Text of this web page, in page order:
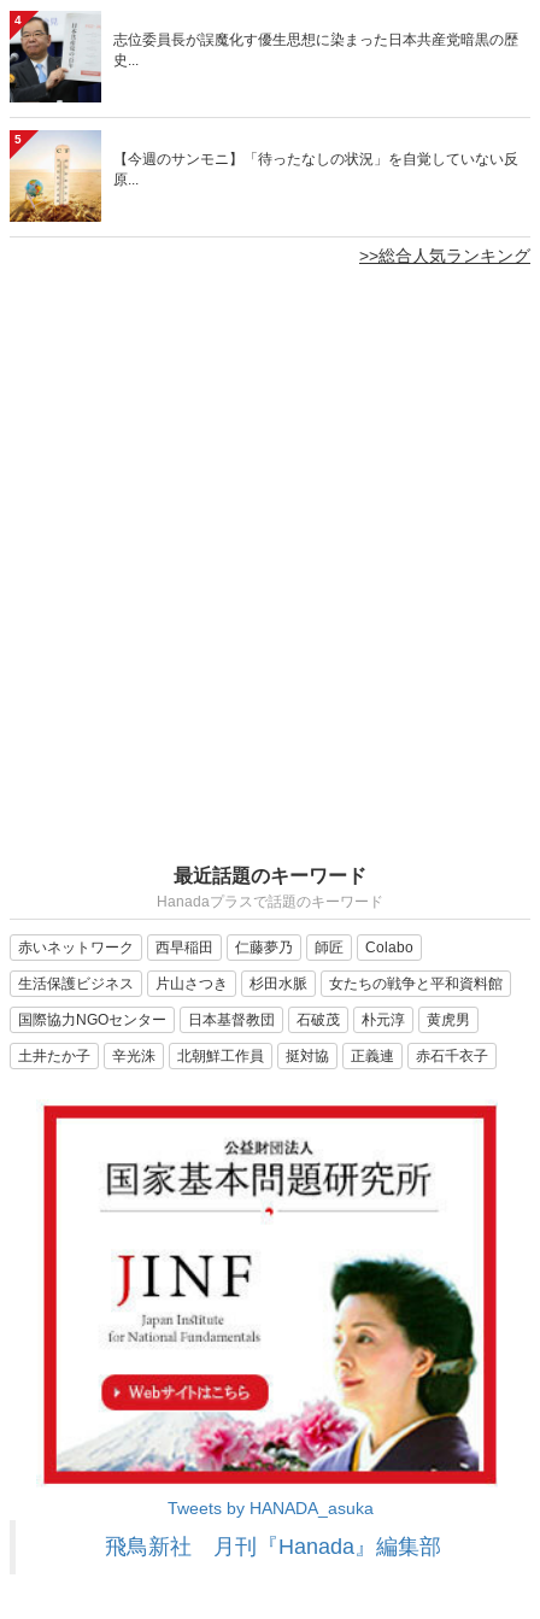
4
志位委員長が誤魔化す優生思想に染まった日本共産党暗黒の歴
史...
5
【今週のサンモニ】「待ったなしの状況」を自覚していない反
原...
>>総合人気ランキング
最近話題のキーワード
Hanadaプラスで話題のキーワード
赤いネットワーク 西早稲田 仁藤夢乃 師匠 Colabo
生活保護ビジネス 片山さつき 杉田水脈 女たちの戦争と平和資料館
国際協力NGOセンター 日本基督教団 石破茂 朴元淳 黄虎男
土井たか子 辛光洙 北朝鮮工作員 挺対協 正義連 赤石千衣子
Tweets by HANADA_asuka
飛鳥新社 月刊『Hanada』編集部